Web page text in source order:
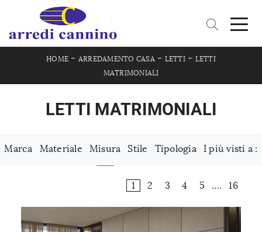
HOME - ARREDAMENTO CASA- LETTI- LETTI
MATRIMONIALI
LETTI MATRIMONIALI
Marca Materiale Misura Stile Tipologia I più visti a :
1 2 3 4 5 .... 16